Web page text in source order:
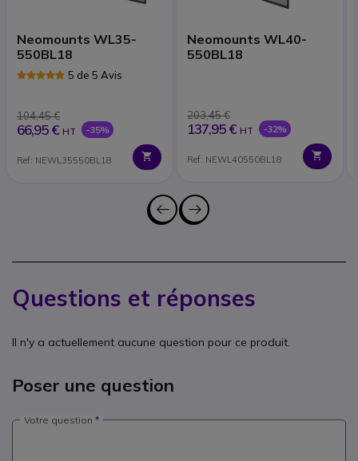
Neomounts WL35-
550BL18
5 de 5 Avis
104,45 €
66,95 € HT -35%
Ref: NEWL35550BL18
Neomounts WL40-
550BL18
203,45 €
137,95 € HT -32%
Ref: NEWL40550BL18
Questions et réponses
Il n'y a actuellement aucune question pour ce produit.
Poser une question
Votre question